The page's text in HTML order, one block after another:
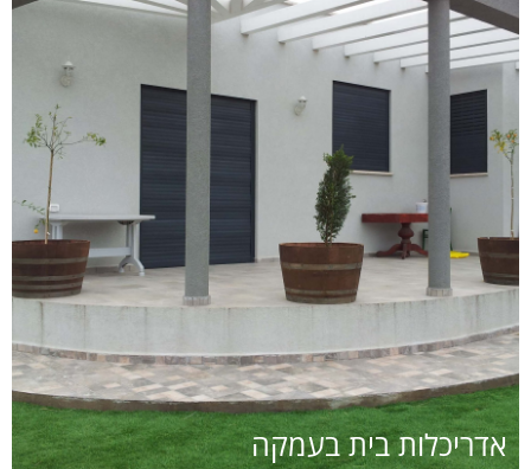
אדריכלות בית בעמקה